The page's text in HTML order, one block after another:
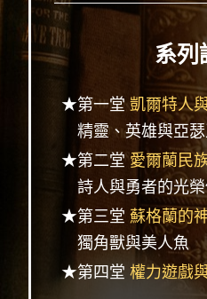
系列
★第一堂凱爾特人
精靈、英雄與亞瑟
★第二堂愛爾蘭民
詩人與勇者的光
★第三堂 蘇格蘭的
獨角獸與美人魚
★第四堂 權力遊戲